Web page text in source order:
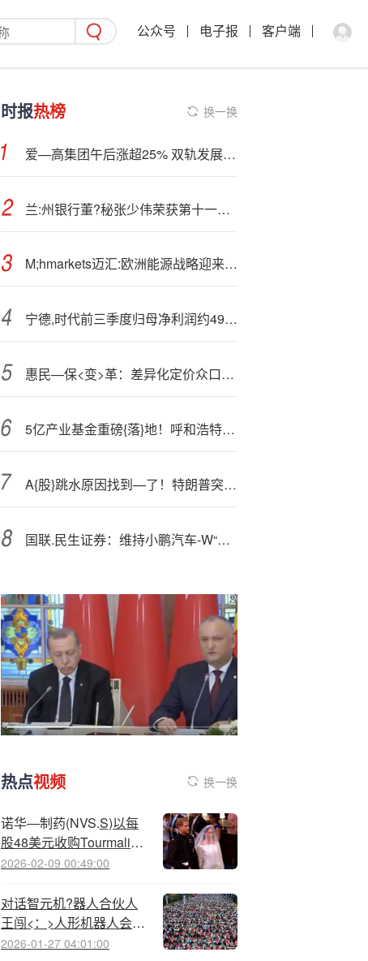
公众号 电子报 客户端
时报热榜 换一换
爱—高集团午后涨超25% 双轨发展战略增加战略协同效益
兰:州银行董?秘张少伟荣获第十一届金麒麟·金牌董秘新航跃升奖
M;hmarkets迈汇:欧洲能源战略迎来新转折
宁德,时代前三季度归母净利润约490.34亿元 同比增长36.2%
惠民—保<变>革：差异化定价众口难调，衔接商保创新药目录有“时差”
5亿产业基金重磅{落}地！呼和浩特{这}一产业再迎风口
A{股}跳水原因找到—了！特朗普突发重磅，港股尾盘继续跳水
国联.民生证券：维持小鹏汽车-W“买入”评级 P7上市产品矩阵完善
热点视频 换一换
诺华—制药(NVS.S)以每
股48美元收购Tourmaline
Bio(TRML.US) 加码心血
2026-02-09 00:49:00
对话智元机?器人合伙人
王闯<：>人形机器人会比
汽车产业还要大，不会被
2026-01-27 04:01:00